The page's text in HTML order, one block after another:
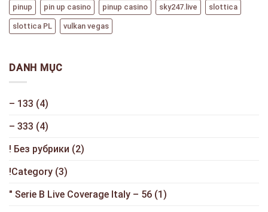
pinup pin up casino pinup casino sky247.live slottica
slottica PL vulkan vegas
DANH MỤC
– 133 (4)
– 333 (4)
! Без рубрики (2)
!Category (3)
"️ Serie B Live Coverage Italy – 56 (1)